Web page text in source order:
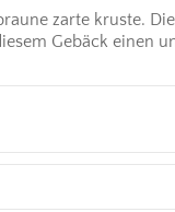
zarte kruste.
Gebäck einen